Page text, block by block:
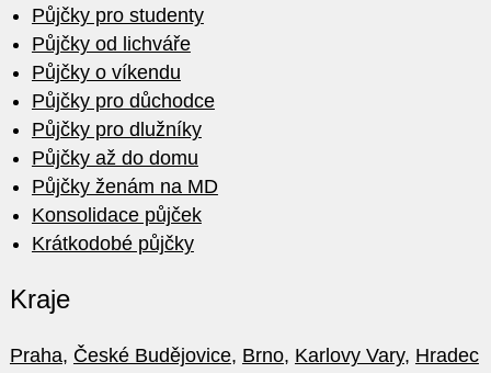
Půjčky pro studenty
Půjčky od lichváře
Půjčky o víkendu
Půjčky pro důchodce
Půjčky pro dlužníky
Půjčky až do domu
Půjčky ženám na MD
Konsolidace půjček
Krátkodobé půjčky
Kraje
Praha, České Budějovice, Brno, Karlovy Vary, Hradec